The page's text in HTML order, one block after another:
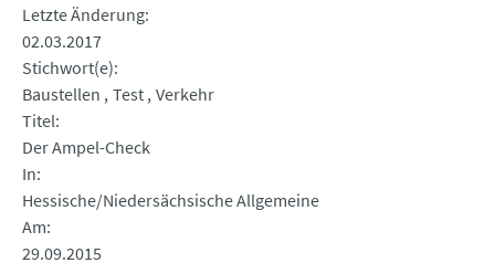
Letzte Änderung
02.03.2017
Stichwort(e)
Baustellen Test Verkehr
Titel
Der Ampel-Check
In
Hessische/Niedersächsische Allgemeine
Am
29.09.2015